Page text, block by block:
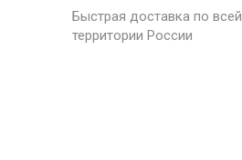
Быстрая доставка по всей
территории России